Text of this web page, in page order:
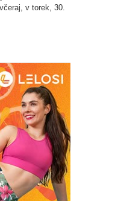
v torek, 30.